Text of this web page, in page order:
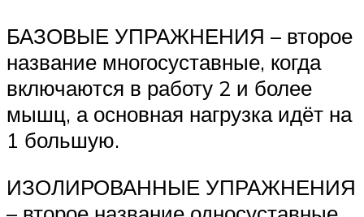
БАЗОВЫЕ УПРАЖНЕНИЯ – второе
название многосуставные, когда
включаются в работу 2 и более
мышц, а основная нагрузка идёт на
1 большую.
ИЗОЛИРОВАННЫЕ УПРАЖНЕНИЯ